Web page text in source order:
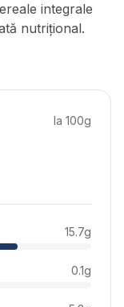
integrale
nutrițional.
la 100g
15.7g
0.1g